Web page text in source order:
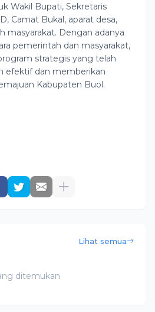
Wakil Bupati, Sekretaris
Camat Bukal, aparat desa,
masyarakat. Dengan adanya
pemerintah dan masyarakat,
strategis yang telah
efektif dan memberikan
Kabupaten Buol.
Lihat semua
ditemukan